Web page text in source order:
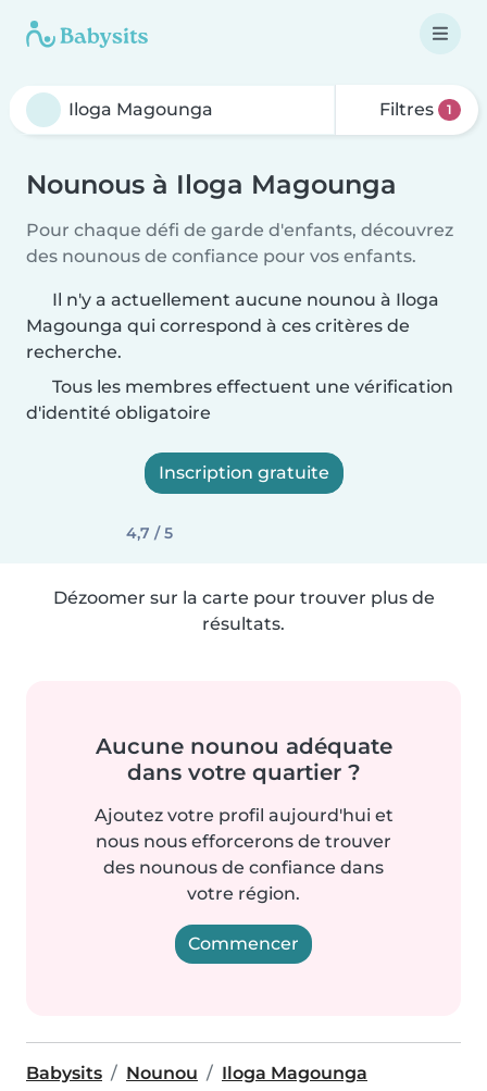
Filtres 1
Nounous à Iloga Magounga
Pour chaque défi de garde d'enfants, découvrez
des nounous de confiance pour vos enfants.
Il n'y a actuellement aucune nounou à Iloga
Magounga qui correspond à ces critères de
recherche.
Tous les membres effectuent une vérification
d'identité obligatoire
Inscription gratuite
4,7 / 5
Dézoomer sur la carte pour trouver plus de
résultats.
Aucune nounou adéquate
dans votre quartier ?
Ajoutez votre profil aujourd'hui et
nous nous efforcerons de trouver
des nounous de confiance dans
votre région.
Commencer
Babysits Nounou Iloga Magounga